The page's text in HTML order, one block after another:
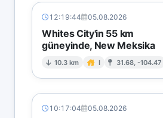
12:19:44 05.08.2026
Whites City'in 55 km
güneyinde, New Meksika
10.3 km I 31.68, -104.47
10:17:04 05.08.2026